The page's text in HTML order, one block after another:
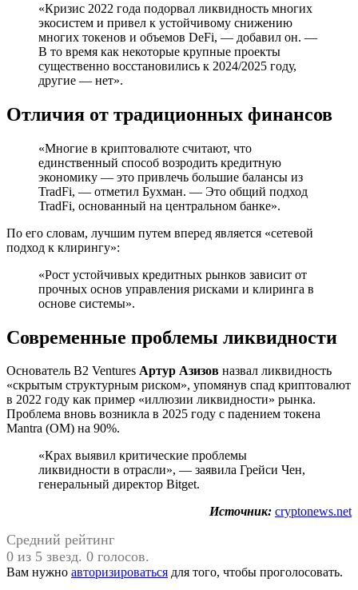
«Кризис 2022 года подорвал ликвидность многих
экосистем и привел к устойчивому снижению
многих токенов и объемов DeFi, — добавил он. —
В то время как некоторые крупные проекты
существенно восстановились к 2024/2025 году,
другие — нет».
Отличия от традиционных финансов
«Многие в криптовалюте считают, что
единственный способ возродить кредитную
экономику — это привлечь большие балансы из
TradFi, — отметил Бухман. — Это общий подход
TradFi, основанный на центральном банке».
По его словам, лучшим путем вперед является «сетевой
подход к клирингу»:
«Рост устойчивых кредитных рынков зависит от
прочных основ управления рисками и клиринга в
основе системы».
Современные проблемы ликвидности
Основатель B2 Ventures Артур Азизов назвал ликвидность
«скрытым структурным риском», упомянув спад криптовалют
в 2022 году как пример «иллюзии ликвидности» рынка.
Проблема вновь возникла в 2025 году с падением токена
Mantra (OM) на 90%.
«Крах выявил критические проблемы
ликвидности в отрасли», — заявила Грейси Чен,
генеральный директор Bitget.
Источник: cryptonews.net
Средний рейтинг
0 из 5 звезд. 0 голосов.
Вам нужно авторизироваться для того, чтобы проголосовать.